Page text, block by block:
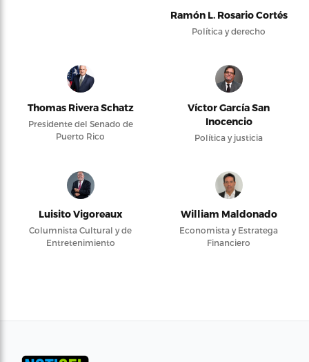
Ramón L. Rosario Cortés
Política y derecho
Thomas Rivera Schatz
Presidente del Senado de
Puerto Rico
Víctor García San
Inocencio
Política y justicia
Luisito Vigoreaux
Columnista Cultural y de
Entretenimiento
William Maldonado
Economista y Estratega
Financiero